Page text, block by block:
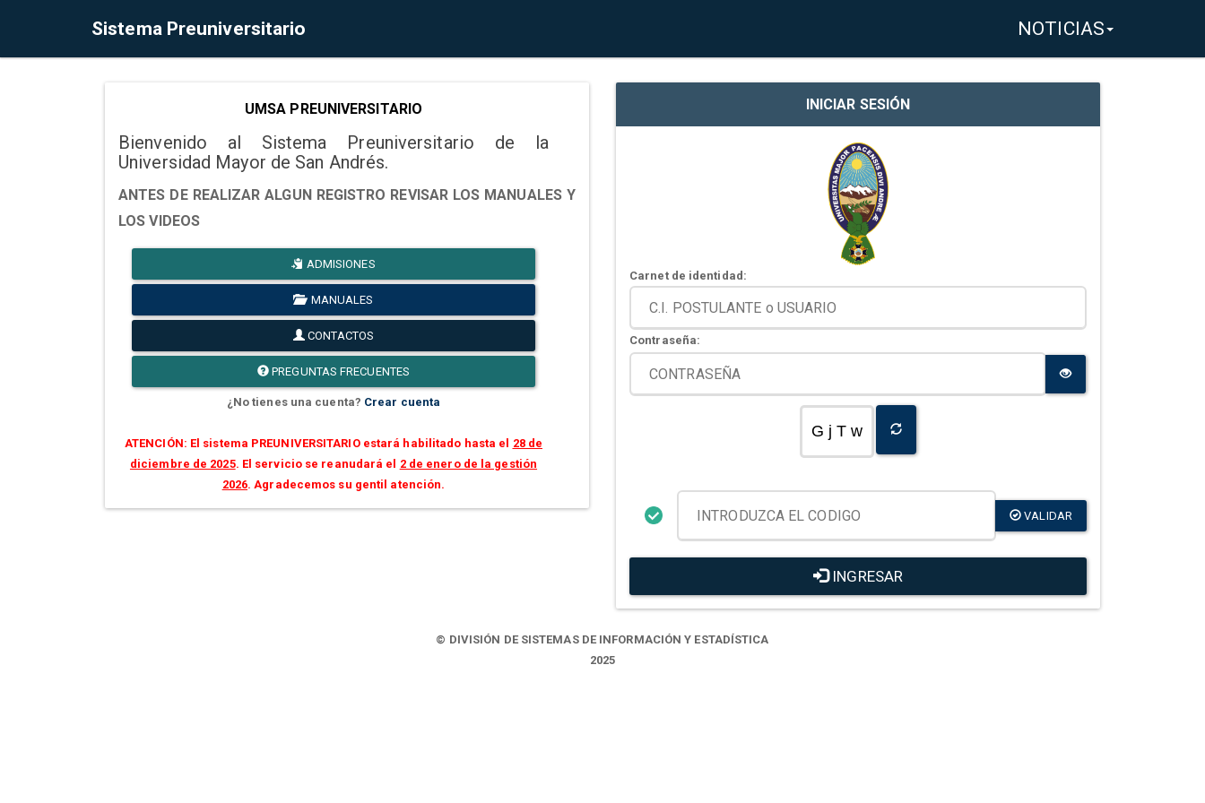
Sistema Preuniversitario NOTICIAS
UMSA PREUNIVERSITARIO
Bienvenido al Sistema Preuniversitario de la
Universidad Mayor de San Andrés.
ANTES DE REALIZAR ALGUN REGISTRO REVISAR LOS MANUALES Y
LOS VIDEOS
ADMISIONES
MANUALES
CONTACTOS
PREGUNTAS FRECUENTES
¿No tienes una cuenta? Crear cuenta
ATENCIÓN: El sistema PREUNIVERSITARIO estará habilitado hasta el 28 de
diciembre de 2025. El servicio se reanudará el 2 de enero de la gestión
2026. Agradecemos su gentil atención.
INICIAR SESIÓN
Carnet de identidad:
Contraseña:
G j T w
VALIDAR
INGRESAR
© DIVISIÓN DE SISTEMAS DE INFORMACIÓN Y ESTADÍSTICA
2025